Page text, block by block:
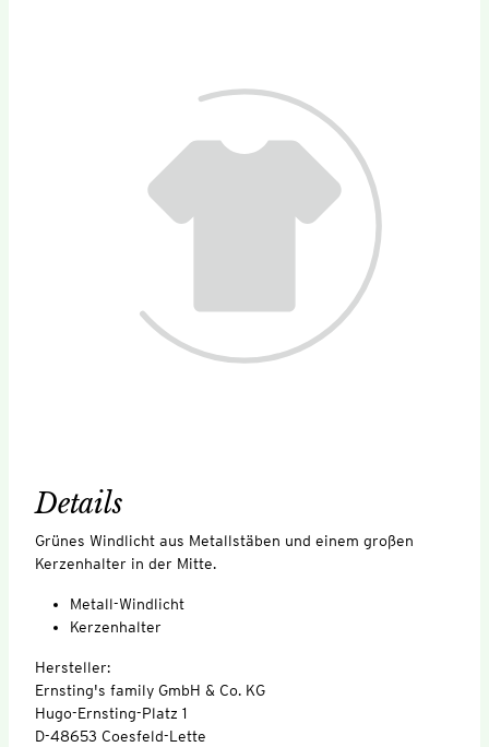
Details
Grünes Windlicht aus Metallstäben und einem großen
Kerzenhalter in der Mitte.
Metall-Windlicht
Kerzenhalter
Hersteller:
Ernsting's family GmbH & Co. KG
Hugo-Ernsting-Platz 1
D-48653 Coesfeld-Lette